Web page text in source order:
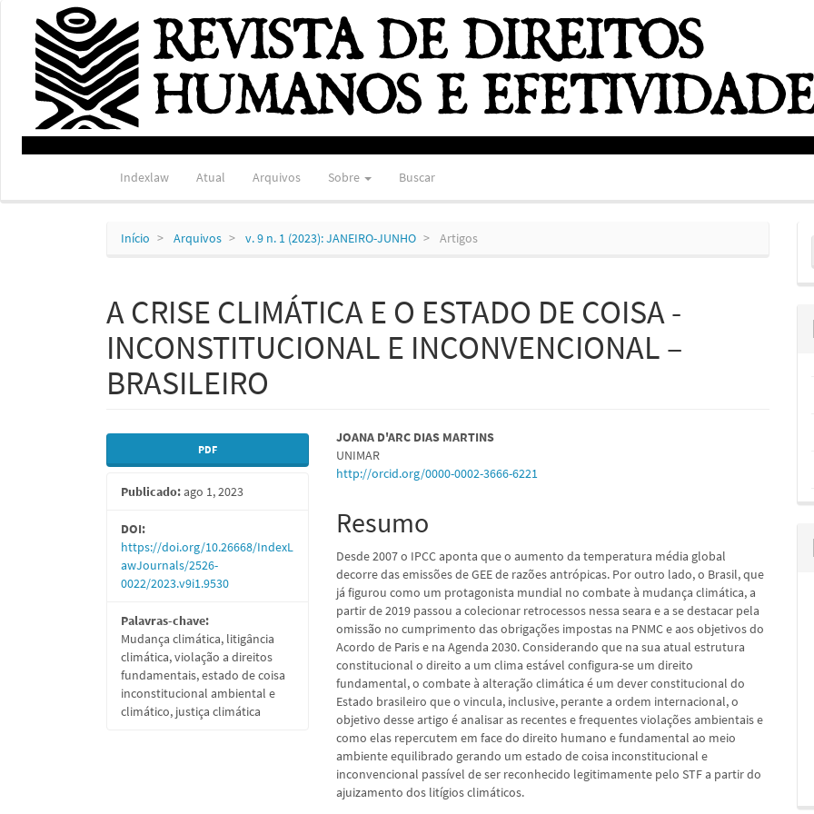
Navegação
Principal
Conteúdo
principal
Barra
Lateral
Indexlaw Atual Arquivos Sobre Buscar
Início Arquivos v. 9 n. 1 (2023): JANEIRO-JUNHO Artigos
A CRISE CLIMÁTICA E O ESTADO DE COISA -
INCONSTITUCIONAL E INCONVENCIONAL –
BRASILEIRO
Barra
lateral
de
artigos
PDF
Publicado:ago 1, 2023
DOI:
https://doi.org/10.26668/IndexL
awJournals/2526-
0022/2023.v9i1.9530
Palavras-chave:
Mudança climática, litigância
climática, violação a direitos
fundamentais, estado de coisa
inconstitucional ambiental e
climático, justiça climática
Conteúdo
do
principal
JOANA D'ARC DIAS MARTINS
UNIMAR
http://orcid.org/0000-0002-3666-6221
Resumo
Desde 2007 o IPCC aponta que o aumento da temperatura média global
decorre das emissões de GEE de razões antrópicas. Por outro lado, o Brasil, que
já figurou como um protagonista mundial no combate à mudança climática, a
partir de 2019 passou a colecionar retrocessos nessa seara e a se destacar pela
omissão no cumprimento das obrigações impostas na PNMC e aos objetivos do
Acordo de Paris e na Agenda 2030. Considerando que na sua atual estrutura
constitucional o direito a um clima estável configura-se um direito
fundamental, o combate à alteração climática é um dever constitucional do
Estado brasileiro que o vincula, inclusive, perante a ordem internacional, o
objetivo desse artigo é analisar as recentes e frequentes violações ambientais e
como elas repercutem em face do direito humano e fundamental ao meio
ambiente equilibrado gerando um estado de coisa inconstitucional e
inconvencional passível de ser reconhecido legitimamente pelo STF a partir do
ajuizamento dos litígios climáticos.